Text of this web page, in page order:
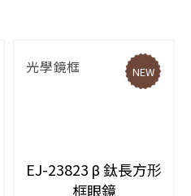
光學鏡框 NEW
EJ-23823 β 鈦長方形
框眼鏡